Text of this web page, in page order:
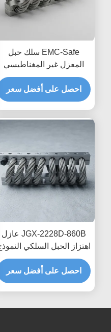
EMC-Safe سلك حبل
المعزل غير المغناطيسي
JGX-2228D-665B حامل
تبديد الصدمات العابر
للإلكترونيات الدقيقة
احصل على أفضل سعر
JGX-2228D-860B عازل
اهتزاز الحبل السلكي النموذج
السريع التجميع السريع
صمام الصدمة القابل
للتخصيص
احصل على أفضل سعر